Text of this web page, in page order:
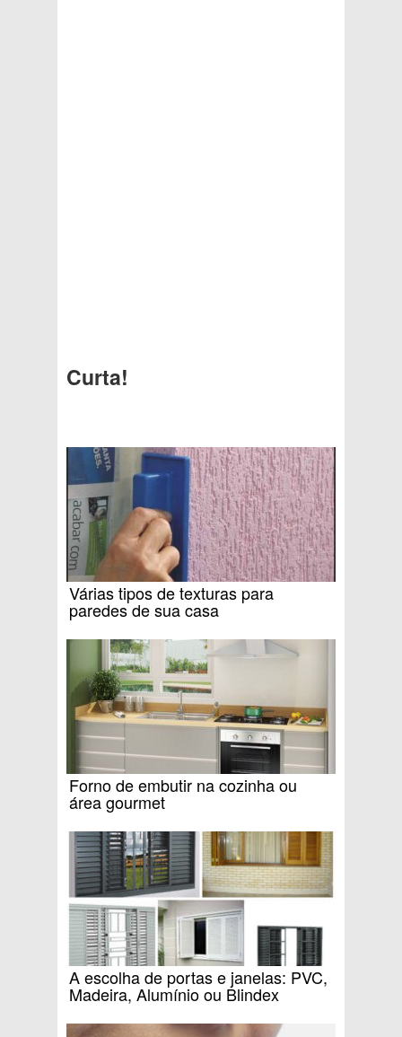
Curta!
Várias tipos de texturas para
paredes de sua casa
Forno de embutir na cozinha ou
área gourmet
A escolha de portas e janelas: PVC,
Madeira, Alumínio ou Blindex